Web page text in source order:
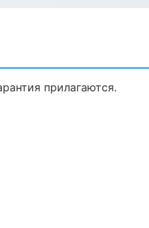
прилагаются.